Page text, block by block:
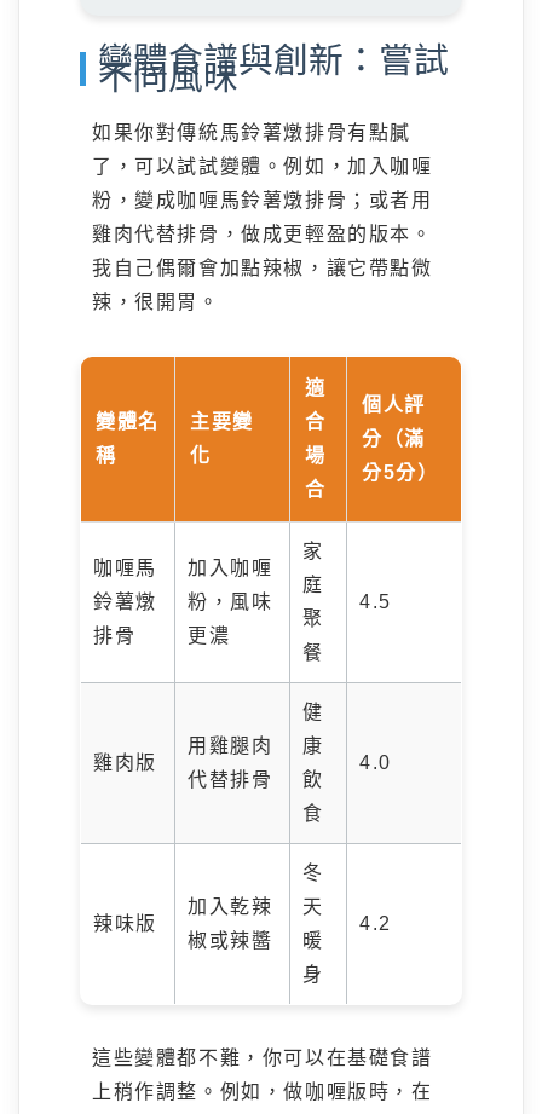
變體食譜與創新：嘗試
不同風味
如果你對傳統馬鈴薯燉排骨有點膩
了，可以試試變體。例如，加入咖喱
粉，變成咖喱馬鈴薯燉排骨；或者用
雞肉代替排骨，做成更輕盈的版本。
我自己偶爾會加點辣椒，讓它帶點微
辣，很開胃。
變體名
稱
主要變
化
適
合
場
合
個人評
分（滿
分5分）
咖喱馬
鈴薯燉
排骨
加入咖喱
粉，風味
更濃
家
庭
聚
餐
4.5
雞肉版
用雞腿肉
代替排骨
健
康
飲
食
4.0
辣味版
加入乾辣
椒或辣醬
冬
天
暖
身
4.2
這些變體都不難，你可以在基礎食譜
上稍作調整。例如，做咖喱版時，在